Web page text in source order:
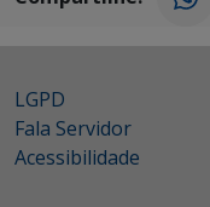
LGPD
Fala Servidor
Acessibilidade